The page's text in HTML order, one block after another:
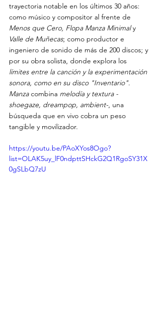
trayectoria notable en los últimos 30 años:
como músico y compositor al frente de
Menos que Cero, Flopa Manza Minimal y
Valle de Muñecas; como productor e
ingeniero de sonido de más de 200 discos; y
por su obra solista, donde explora los
límites entre la canción y la experimentación
sonora, como en su disco "Inventario".
Manza combina melodía y textura -
shoegaze, dreampop, ambient-, una
búsqueda que en vivo cobra un peso
tangible y movilizador.
https://youtu.be/PAoXYos8Ogo?
list=OLAK5uy_lF0ndpttSHckG2Q1RgoSY31X
0gSLbQ7zU